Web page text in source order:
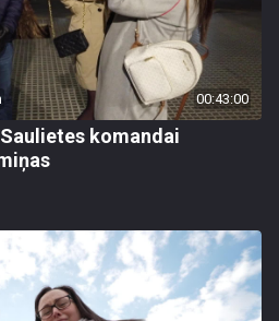
00:43:00
komandai